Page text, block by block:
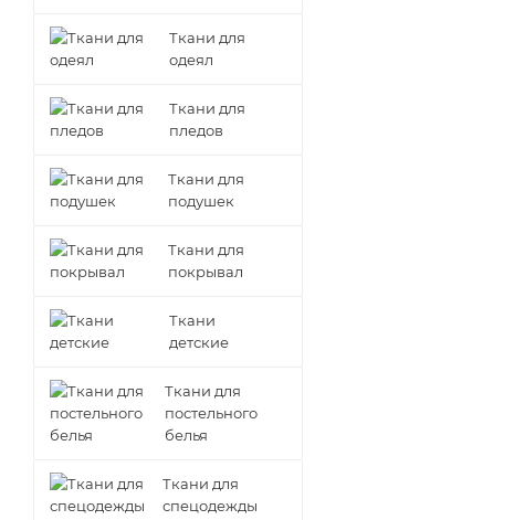
Ткани для
одеял
Ткани для
пледов
Ткани для
подушек
Ткани для
покрывал
Ткани
детские
Ткани для
постельного
белья
Ткани для
спецодежды